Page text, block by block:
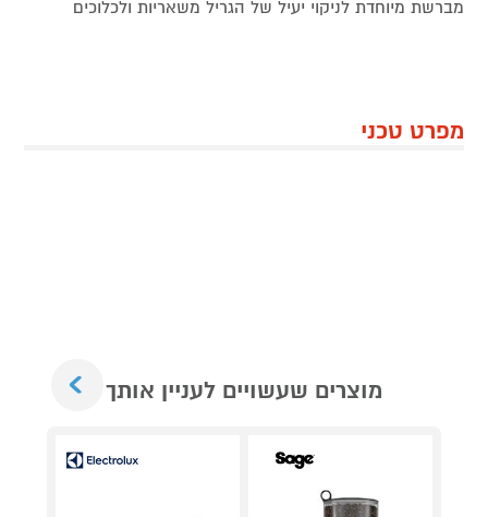
מברשת מיוחדת לניקוי יעיל של הגריל משאריות ולכלוכים
מפרט טכני
מוצרים שעשויים לעניין אותך